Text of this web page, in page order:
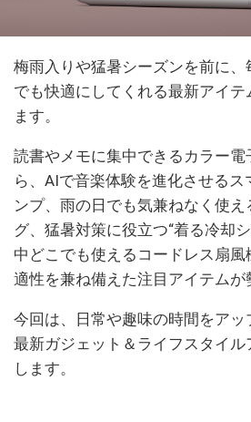
梅雨入りや猛暑シーズンを前に、
でも快適にしてくれる最新アイ
ます。
読書やメモに集中できるカラー
ら、AIで音楽体験を進化させる
ンプ、雨の日でも気兼ねなく使え
グ、猛暑対策に役立つ“着る冷却
中どこでも使えるコードレス扇
適性を兼ね備えた注目アイテムが
今回は、日常や趣味の時間をアッ
最新ガジェット＆ライフスタイ
します。